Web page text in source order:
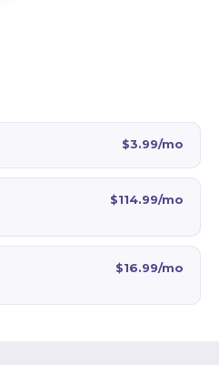
$3.99/mo
$114.99/mo
$16.99/mo